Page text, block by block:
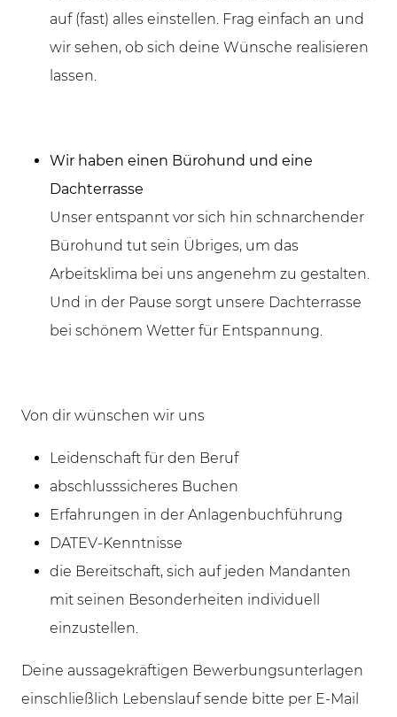
auf (fast) alles einstellen. Frag einfach an und
wir sehen, ob sich deine Wünsche realisieren
lassen.
Wir haben einen Bürohund und eine
Dachterrasse
Unser entspannt vor sich hin schnarchender
Bürohund tut sein Übriges, um das
Arbeitsklima bei uns angenehm zu gestalten.
Und in der Pause sorgt unsere Dachterrasse
bei schönem Wetter für Entspannung.
Von dir wünschen wir uns
Leidenschaft für den Beruf
abschlusssicheres Buchen
Erfahrungen in der Anlagenbuchführung
DATEV-Kenntnisse
die Bereitschaft, sich auf jeden Mandanten
mit seinen Besonderheiten individuell
einzustellen.
Deine aussagekräftigen Bewerbungsunterlagen
einschließlich Lebenslauf sende bitte per E-Mail